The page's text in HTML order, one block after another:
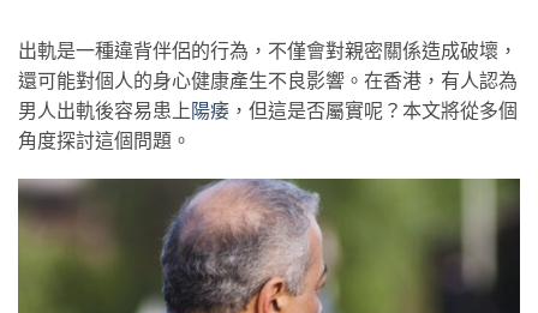
出軌是一種違背伴侶的行為，不僅會對親密關係造成破壞，
還可能對個人的身心健康產生不良影響。在香港，有人認為
男人出軌後容易患上陽痿 ，但這是否屬實呢？本文將從多個
角度探討這個問題。